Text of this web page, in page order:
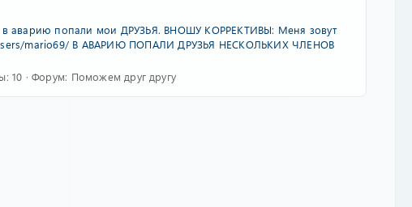
аварию попали мои ДРУЗЬЯ. ВНОШУ КОРРЕКТИВЫ: Меня зовут
users/mario69/ В АВАРИЮ ПОПАЛИ ДРУЗЬЯ НЕСКОЛЬКИХ ЧЛЕНОВ
10 Форум: Поможем друг другу